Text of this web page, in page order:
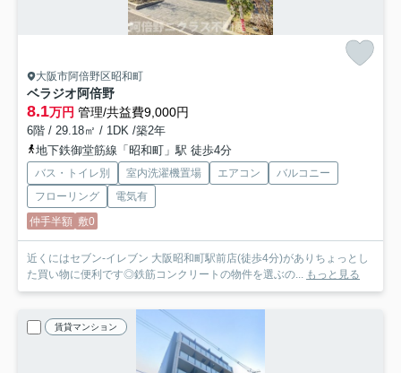
大阪市阿倍野区昭和町
ベラジオ阿倍野
8.1万円 管理/共益費9,000円
6階 / 29.18㎡ / 1DK /築2年
地下鉄御堂筋線「昭和町」駅 徒歩4分
バス・トイレ別 室内洗濯機置場 エアコン
バルコニー
フローリング
電気有
仲手半額 敷0
近くにはセブン-イレブン 大阪昭和町駅前店(徒歩4分)がありちょっとし
た買い物に便利です◎鉄筋コンクリートの物件を選ぶの... もっと見る
賃貸マンション